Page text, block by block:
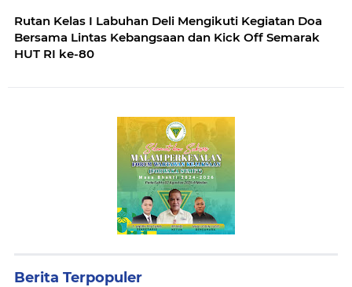
Rutan Kelas I Labuhan Deli Mengikuti Kegiatan Doa
Bersama Lintas Kebangsaan dan Kick Off Semarak
HUT RI ke-80
Berita Terpopuler